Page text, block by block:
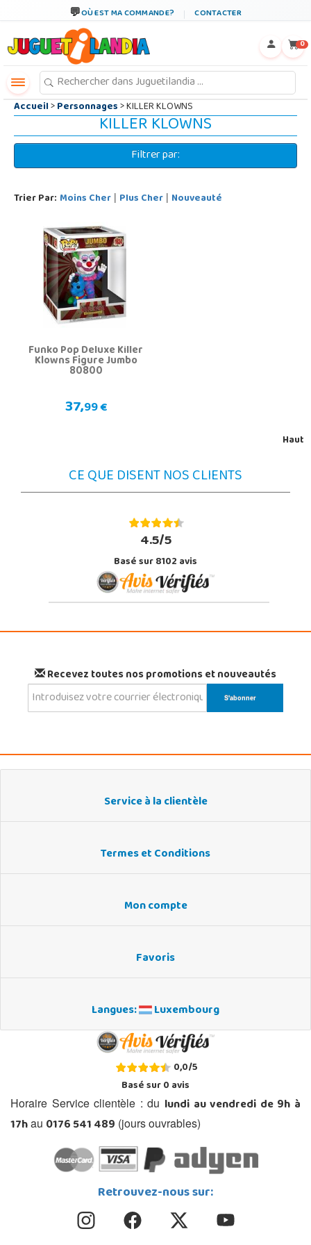
OÙ EST MA COMMANDE? CONTACTER
0
Accueil>Personnages> KILLER KLOWNS
KILLER KLOWNS
Filtrer par:
Trier Par: Moins Cher | Plus Cher | Nouveauté
Funko Pop Deluxe Killer
Klowns Figure Jumbo
80800
37,99 €
Haut
CE QUE DISENT NOS CLIENTS
4.5/5
Basé sur 8102 avis
Recevez toutes nos promotions et nouveautés
Service à la clientèle
Termes et Conditions
Mon compte
Favoris
Langues: Luxembourg
0,0/5
Basé sur0avis
Horaire Service clientèle : du lundi au vendredi de 9h à
17hau 0176 541 489 (jours ouvrables)
Retrouvez-nous sur: